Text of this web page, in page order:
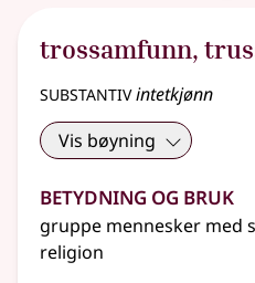
trossamfunn,
substantivintetkjønn
Vis bøyning
Betydning og bruk
gruppe mennesker med
religion